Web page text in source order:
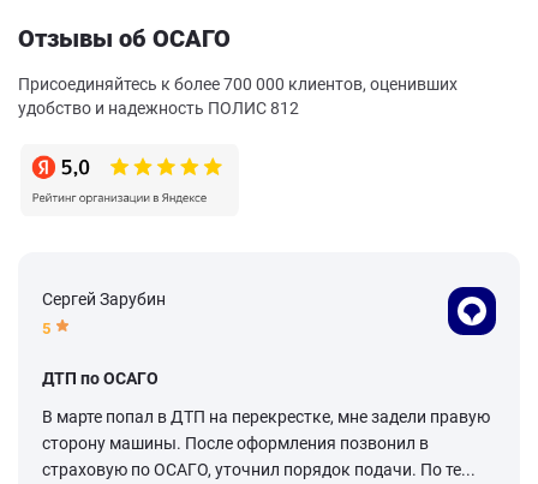
Отзывы об ОСАГО
Присоединяйтесь к более 700 000 клиентов, оценивших
удобство и надежность ПОЛИС 812
Сергей Зарубин
5
ДТП по ОСАГО
В марте попал в ДТП на перекрестке, мне задели правую
сторону машины. После оформления позвонил в
страховую по ОСАГО, уточнил порядок подачи. По те...